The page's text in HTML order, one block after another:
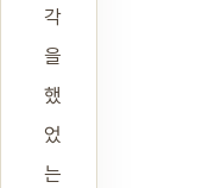
각
을
했
었
는